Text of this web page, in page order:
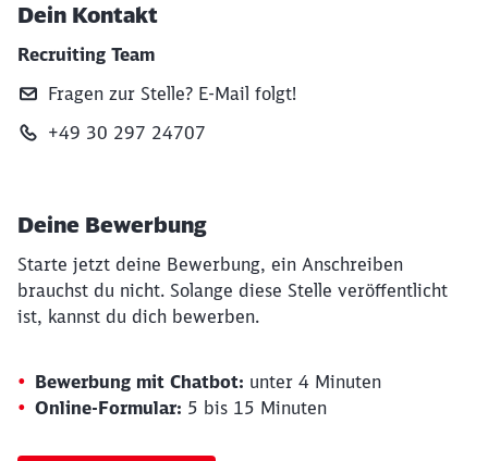
Dein Kontakt
Recruiting Team
Fragen zur Stelle? E‑Mail folgt!
+49 30 297 24707
Deine Bewerbung
Starte jetzt deine Bewerbung, ein Anschreiben
brauchst du nicht. Solange diese Stelle veröffentlicht
ist, kannst du dich bewerben.
Bewerbung mit Chatbot: unter 4 Minuten
Online-Formular: 5 bis 15 Minuten